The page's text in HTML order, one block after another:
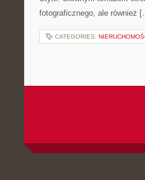
fotograficznego, ale również
CATEGORIES: